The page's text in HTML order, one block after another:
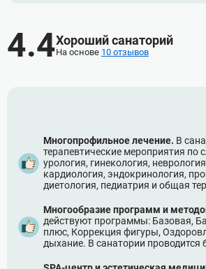
4.4Хороший санаторий
На основе 10 отзывов
Многопрофильное лечение. В
терапевтические мероприятия
урология, гинекология,
кардиология, эндокринология,
диетология, педиатрия и общая
Многообразие программ и
действуют программы: Базовая,
плюс, Коррекция фигуры,
дыхание. В санатории проводится